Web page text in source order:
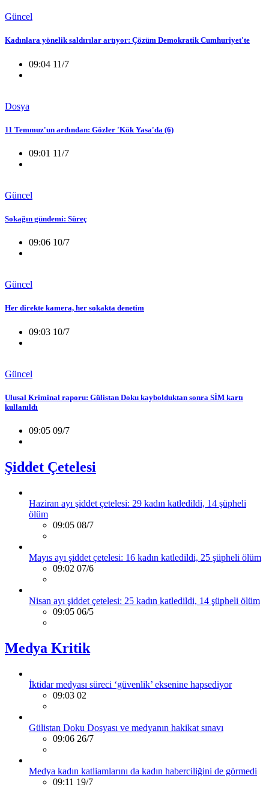
Güncel
Kadınlara yönelik saldırılar artıyor: Çözüm Demokratik Cumhuriyet'te
09:04 11/7
Dosya
11 Temmuz'un ardından: Gözler 'Kök Yasa'da (6)
09:01 11/7
Güncel
Sokağın gündemi: Süreç
09:06 10/7
Güncel
Her direkte kamera, her sokakta denetim
09:03 10/7
Güncel
Ulusal Kriminal raporu: Gülistan Doku kaybolduktan sonra SİM kartı
kullanıldı
09:05 09/7
Şiddet Çetelesi
Haziran ayı şiddet çetelesi: 29 kadın katledildi, 14 şüpheli
ölüm
09:05 08/7
Mayıs ayı şiddet çetelesi: 16 kadın katledildi, 25 şüpheli ölüm
09:02 07/6
Nisan ayı şiddet çetelesi: 25 kadın katledildi, 14 şüpheli ölüm
09:05 06/5
Medya Kritik
İktidar medyası süreci ‘güvenlik’ eksenine hapsediyor
09:03 02
Gülistan Doku Dosyası ve medyanın hakikat sınavı
09:06 26/7
Medya kadın katliamlarını da kadın haberciliğini de görmedi
09:11 19/7